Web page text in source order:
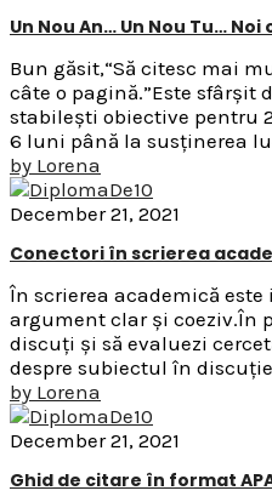
Un Nou An… Un Nou Tu…
Bun găsit,“Să citesc mai
câte o pagină.”Este sfârșit
stabilești obiective pentru
6 luni până la susținerea
by Lorena
December 21, 2021
Conectori în scrierea
În scrierea academică
argument clar și coeziv.În
discuți și să evaluezi
despre subiectul în
by Lorena
December 21, 2021
Ghid de citare în format